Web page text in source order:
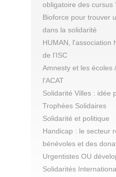
obligatoire des cursus
Bioforce pour trouver
dans la solidarité
HUMAN, l'association
de l'ISC
Amnesty et les écoles
l'ACAT
Solidarité Villes : idée
Trophées Solidaires
Solidarité et politique
Handicap : le secteur
bénévoles et des
Urgentistes OU
Solidarités